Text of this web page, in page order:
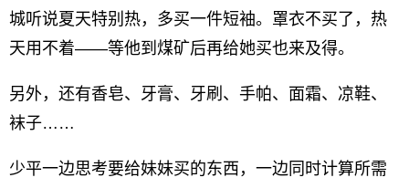
城听说夏天特别热，多买一件短袖。罩衣不买了，热
天用不着——等他到煤矿后再给她买也来及得。
另外，还有香皂、牙膏、牙刷、手帕、面霜、凉鞋、
袜子……
少平一边思考要给妹妹买的东西，一边同时计算所需